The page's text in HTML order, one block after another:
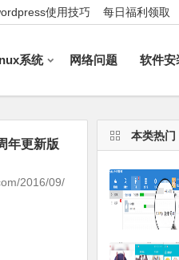
使用技巧 每日福利领取
系统 网络问题 软件安
年更新版
2016/09/
本类热门